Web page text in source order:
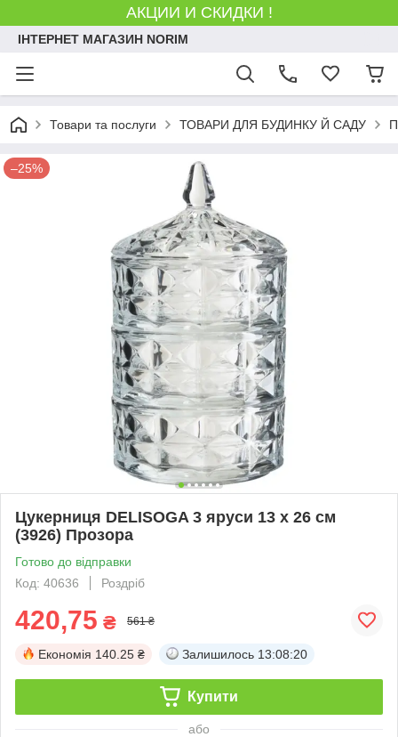
АКЦИИ И СКИДКИ !
ІНТЕРНЕТ МАГАЗИН NORIM
Товари та послуги ТОВАРИ ДЛЯ БУДИНКУ Й САДУ
–25%
Цукерниця DELISOGA 3 яруси 13 х 26 см
(3926) Прозора
Готово до відправки
Код: 40636
Роздріб
420,75 ₴ 561 ₴
Економія 140.25 ₴ Залишилось 13:08:20
Купити
або